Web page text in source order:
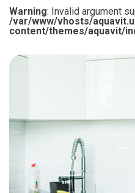
Warning: Invalid argument
/var/www/vhosts/
content/themes/aquavit/